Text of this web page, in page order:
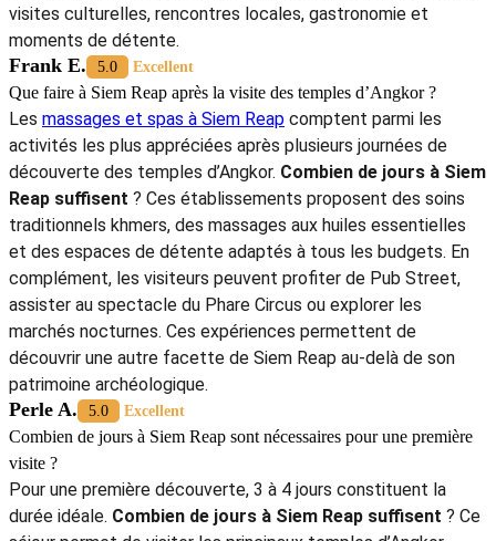
visites culturelles, rencontres locales, gastronomie et
moments de détente.
Frank E. 5.0 Excellent
Que faire à Siem Reap après la visite des temples d’Angkor ?
Les massages et spas à Siem Reap comptent parmi les
activités les plus appréciées après plusieurs journées de
découverte des temples d’Angkor. Combien de jours à Siem
Reap suffisent ? Ces établissements proposent des soins
traditionnels khmers, des massages aux huiles essentielles
et des espaces de détente adaptés à tous les budgets. En
complément, les visiteurs peuvent profiter de Pub Street,
assister au spectacle du Phare Circus ou explorer les
marchés nocturnes. Ces expériences permettent de
découvrir une autre facette de Siem Reap au-delà de son
patrimoine archéologique.
Perle A. 5.0 Excellent
Combien de jours à Siem Reap sont nécessaires pour une première
visite ?
Pour une première découverte, 3 à 4 jours constituent la
durée idéale. Combien de jours à Siem Reap suffisent ? Ce